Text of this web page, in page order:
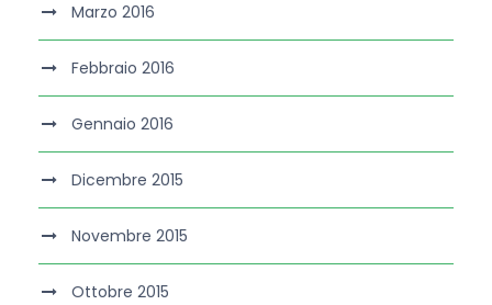
Marzo 2016
Febbraio 2016
Gennaio 2016
Dicembre 2015
Novembre 2015
Ottobre 2015